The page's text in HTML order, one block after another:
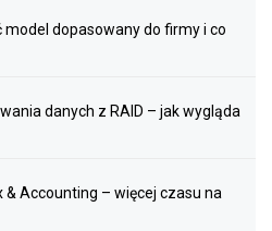
model dopasowany do firmy i co
danych z RAID – jak wygląda
& Accounting – więcej czasu na